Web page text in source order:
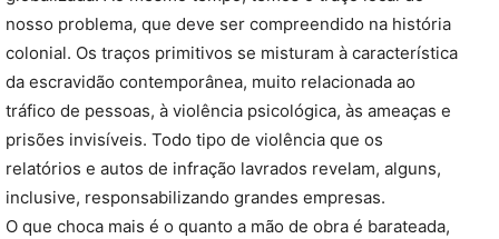
nosso problema, que deve ser compreendido na história
colonial. Os traços primitivos se misturam à característica
da escravidão contemporânea, muito relacionada ao
tráfico de pessoas, à violência psicológica, às ameaças e
prisões invisíveis. Todo tipo de violência que os
relatórios e autos de infração lavrados revelam, alguns,
inclusive, responsabilizando grandes empresas.
O que choca mais é o quanto a mão de obra é barateada,